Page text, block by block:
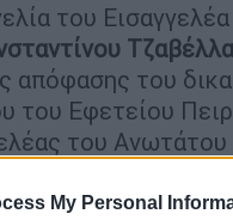
My Personal
του
Τζαβέλλα
απόφασης του
του Εφετείου
του Ανωτάτου
αναίρεσης.